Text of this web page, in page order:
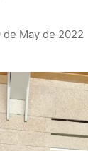
May de 2022